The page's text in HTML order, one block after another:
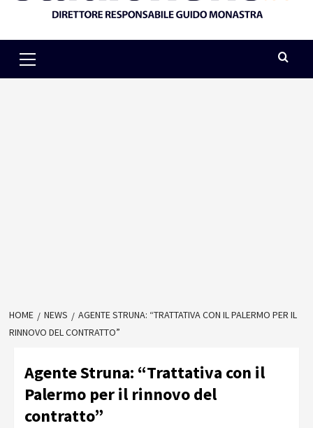
Menu
HOME NEWS
AGENTE STRUNA: “TRATTATIVA CON IL PALERMO PER IL
RINNOVO DEL CONTRATTO”
Agente Struna: “Trattativa con il
Palermo per il rinnovo del
contratto”